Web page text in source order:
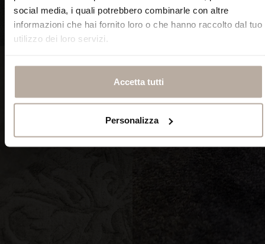
social media, i quali potrebbero combinarle con altre
informazioni che hai fornito loro o che hanno raccolto dal tuo
utilizzo dei loro servizi.
Accetta tutti
Personalizza
SCOPRI ORA SCOPRI ORA
TAPPETI STAMPATI IN ALTA